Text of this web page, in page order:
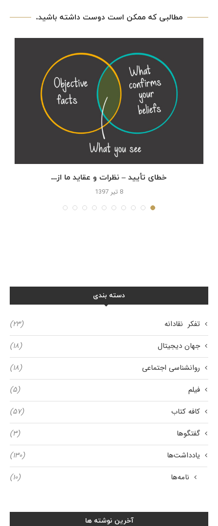
مطالبی که ممکن است دوست داشته باشید.
خطای تأیید – نظرات و عقاید ما از...
8 تیر 1397
دسته بندی
تفکر نقادانه
(۲۳)
جهان دیجیتال
(۱۸)
روانشناسی اجتماعی
(۱۸)
فیلم
(۵)
کافه کتاب
(۵۷)
گفتگوها
(۳)
یادداشت‌ها
(۱۳۰)
نامه‌ها
(۱۰)
آخرین نوشته ها